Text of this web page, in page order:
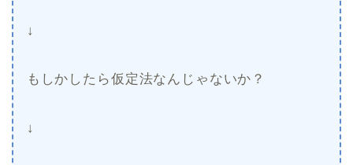
↓
もしかしたら仮定法なんじゃないか？
↓